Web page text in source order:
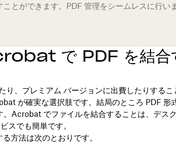
ことができます。PDF 管理をシームレスに行い
で PDF を結合
り、プレミアム バージョンに出費したりする
が確実な選択肢です。結局のところ PDF 形
Acrobat でファイルを結合することは、デス
スでも簡単です。
方法は次のとおりです。